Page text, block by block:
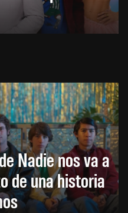
Nadie nos va a
de una historia